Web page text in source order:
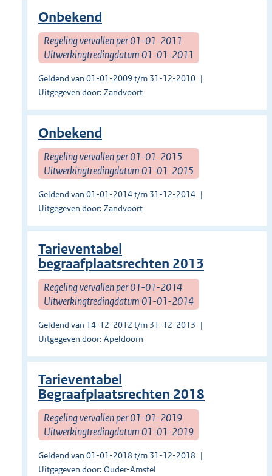
Onbekend
Regeling vervallen per 01-01-2011
Uitwerkingtredingdatum 01-01-2011
Geldend van 01-01-2009 t/m 31-12-2010
Uitgegeven door: Zandvoort
Onbekend
Regeling vervallen per 01-01-2015
Uitwerkingtredingdatum 01-01-2015
Geldend van 01-01-2014 t/m 31-12-2014
Uitgegeven door: Zandvoort
Tarieventabel
begraafplaatsrechten 2013
Regeling vervallen per 01-01-2014
Uitwerkingtredingdatum 01-01-2014
Geldend van 14-12-2012 t/m 31-12-2013
Uitgegeven door: Apeldoorn
Tarieventabel
Begraafplaatsrechten 2018
Regeling vervallen per 01-01-2019
Uitwerkingtredingdatum 01-01-2019
Geldend van 01-01-2018 t/m 31-12-2018
Uitgegeven door: Ouder-Amstel